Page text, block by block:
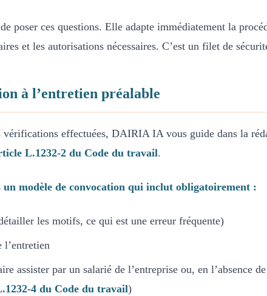
poser ces questions. Elle adapte immédiatement la
et les autorisations nécessaires. C’est un filet de
à l’entretien préalable
effectuées, DAIRIA IA vous guide dans la
L.1232-2 du Code du travail.
modèle de convocation qui inclut obligatoirement :
les motifs, ce qui est une erreur fréquente)
l’entretien
assister par un salarié de l’entreprise ou, en
4 du Code du travail)